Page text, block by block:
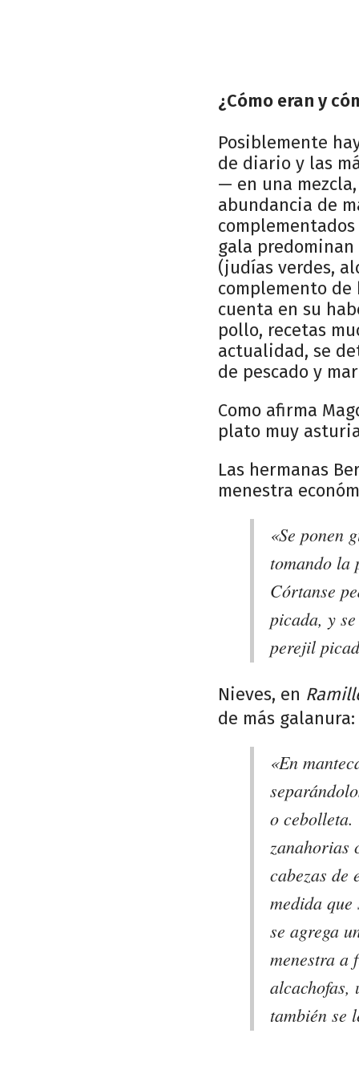
¿Cómo eran y
Posiblemente
de diario y las
— en una
abundancia de
gala
(judías verdes,
complemento
cuenta en su
pollo, recetas
actualidad, se
de pescado y
Como afirma
plato muy
Las hermanas
menestra
«Se ponen
tomando la
Córtanse
picada, y
perejil
Nieves, en
de más galanura:
«En
o cebolleta.
zanahorias
cabezas de
medida
se agrega
menestra a
alcachofas,
también se